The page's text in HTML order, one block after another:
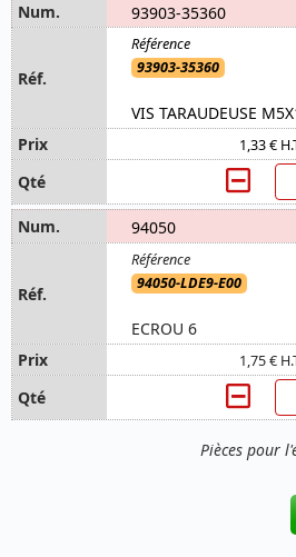
Pièces pour
93903-35360
93903-35360
VIS TARAUDEUSE
1,33 €
94050
94050-LDE9-E00
ECROU 6
1,75 €